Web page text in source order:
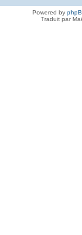
Powered by
Traduit par